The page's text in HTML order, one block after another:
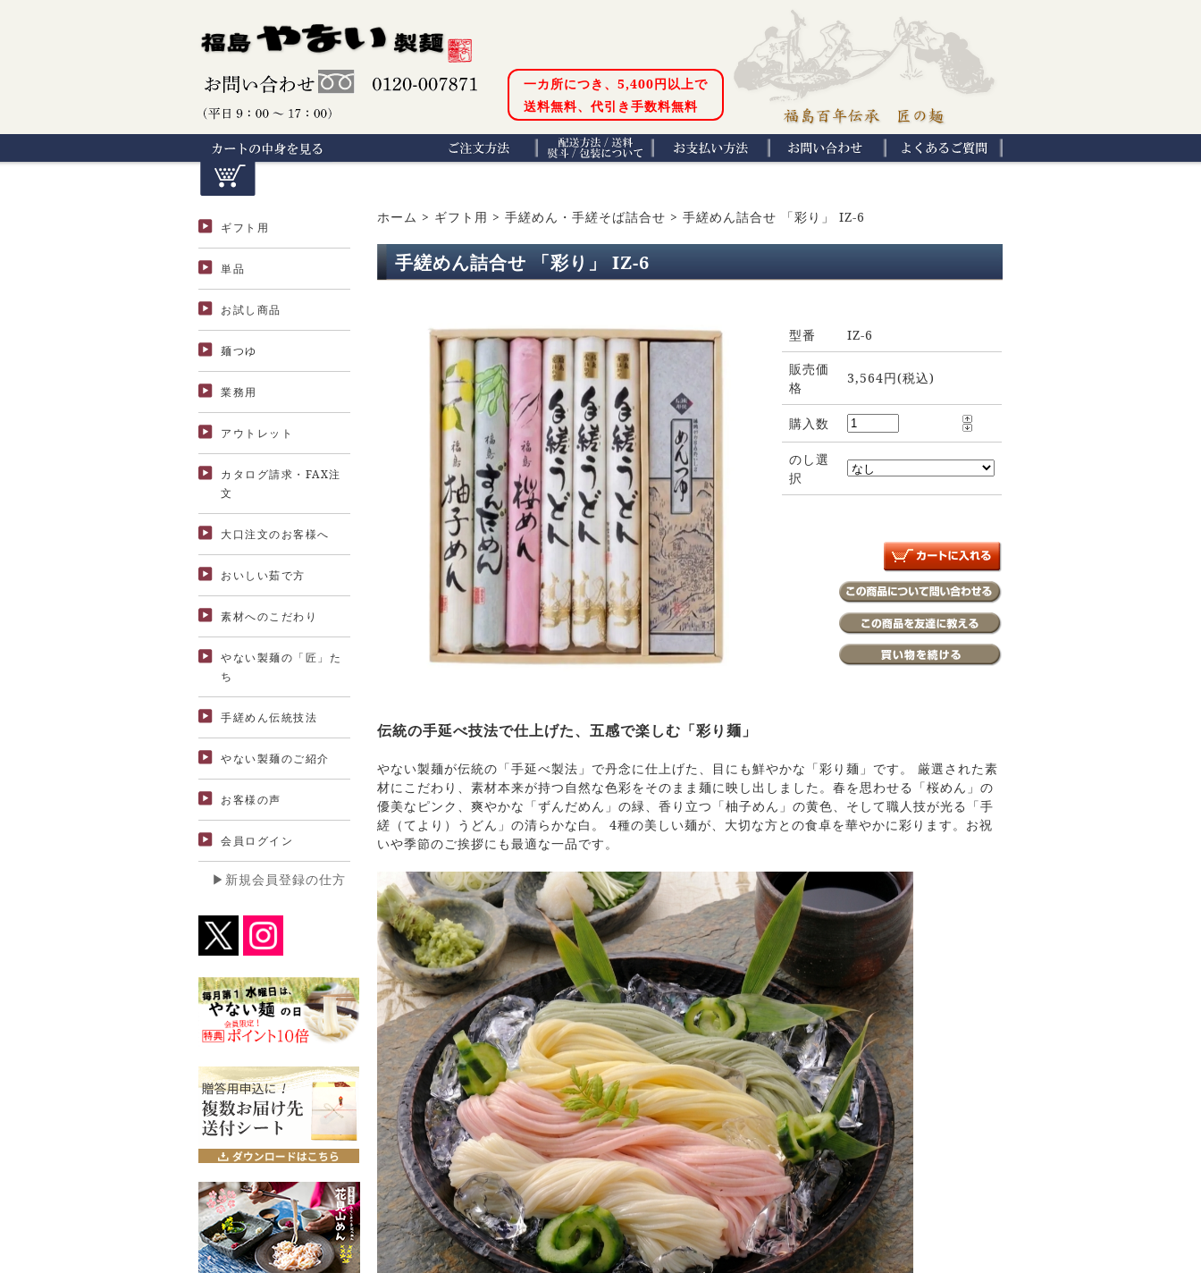
一カ所につき、5,400円以上で
送料無料、代引き手数料無料
ギフト用
単品
お試し商品
麺つゆ
業務用
アウトレット
カタログ請求・FAX注
文
大口注文のお客様へ
おいしい茹で方
素材へのこだわり
やない製麺の「匠」た
ち
手縒めん伝統技法
やない製麺のご紹介
お客様の声
会員ログイン
▶新規会員登録の仕方
ホーム > ギフト用 > 手縒めん・手縒そば詰合せ > 手縒めん詰合せ 「彩り」 IZ-6
手縒めん詰合せ 「彩り」 IZ-6
型番
IZ-6
販売価
格
3,564円(税込)
購入数
のし選
択
伝統の手延べ技法で仕上げた、五感で楽しむ「彩り麺」
やない製麺が伝統の「手延べ製法」で丹念に仕上げた、目にも鮮やかな「彩り麺」です。 厳選された素
材にこだわり、素材本来が持つ自然な色彩をそのまま麺に映し出しました。春を思わせる「桜めん」の
優美なピンク、爽やかな「ずんだめん」の緑、香り立つ「柚子めん」の黄色、そして職人技が光る「手
縒（てより）うどん」の清らかな白。 4種の美しい麺が、大切な方との食卓を華やかに彩ります。お祝
いや季節のご挨拶にも最適な一品です。